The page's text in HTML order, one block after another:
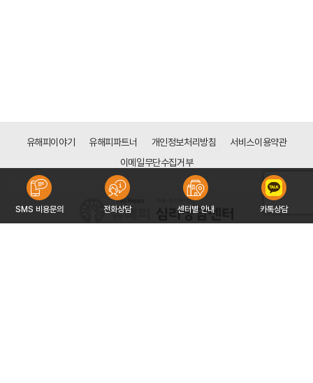
유해피이야기 유해피파트너 개인정보처리방침
서비스이용약관
이메일무단수집거부
SMS 비용문의 전화상담 센터별 안내 카톡상담